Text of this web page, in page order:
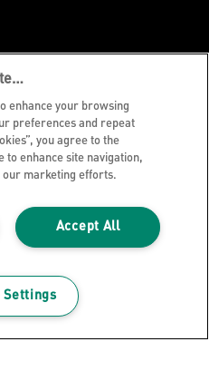
enhance your browsing
preferences and repeat
you agree to the
to enhance site navigation,
our marketing efforts.
Accept All
Settings